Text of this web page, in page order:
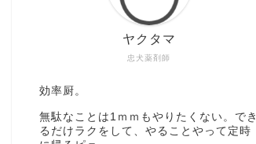
忠犬薬剤師
ヤクタマ
効率厨。
無駄なことは1ｍｍもやりたくない。でき
るだけラクをして、やることやって定時